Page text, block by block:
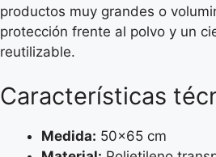
productos muy grandes o
protección frente al polvo y un
reutilizable.
Características
Medida: 50×65 cm